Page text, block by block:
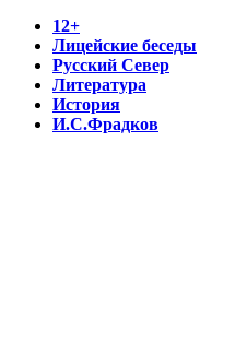
12+
Лицейские беседы
Русский Север
Литература
История
И.С.Фрадков